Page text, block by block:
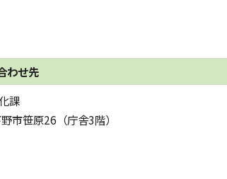
わせ先
課
市笹原26（庁舎3階）